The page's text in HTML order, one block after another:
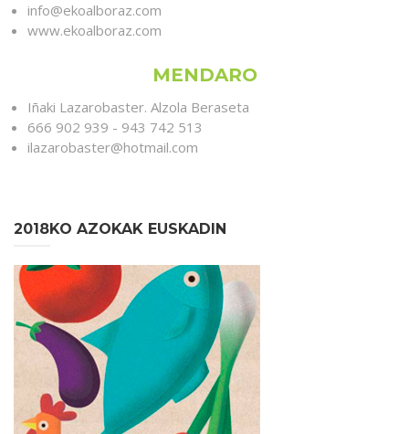
info@ekoalboraz.com
www.ekoalboraz.com
MENDARO
Iñaki Lazarobaster. Alzola Beraseta
666 902 939 - 943 742 513
ilazarobaster@hotmail.com
2018KO AZOKAK EUSKADIN